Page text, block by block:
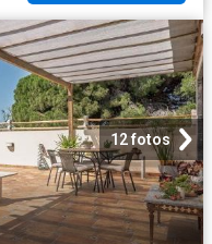
12 fotos